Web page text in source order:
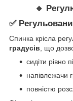
🔹
✅
Спинка крісла
градусів, що
сидіти рівно
напівлежачи
повністю